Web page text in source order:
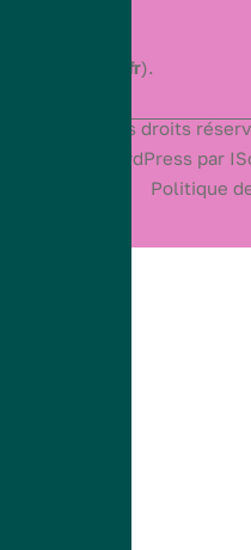
www.orias.fr).
© Tous droits
Site WordPresspar
Politique